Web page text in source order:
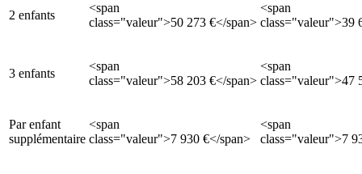
2 enfants
<span
class="valeur">50 273 €</span>
<span
class="valeur">39
3 enfants
<span
class="valeur">58 203 €</span>
<span
class="valeur">47
Par enfant
supplémentaire
<span
class="valeur">7 930 €</span>
<span
class="valeur">7